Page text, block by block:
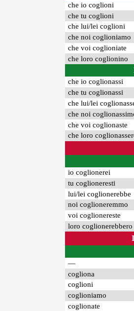
che io coglioni
che tu coglioni
che lui/lei coglioni
che noi coglioniamo
che voi coglioniate
che loro coglionino
che io coglionassi
che tu coglionassi
che lui/lei
che noi
che voi coglionaste
che loro
io coglionerei
tu coglioneresti
lui/lei coglionerebbe
noi coglioneremmo
voi coglionereste
loro coglionerebbero
—
cogliona
coglioni
coglioniamo
coglionate